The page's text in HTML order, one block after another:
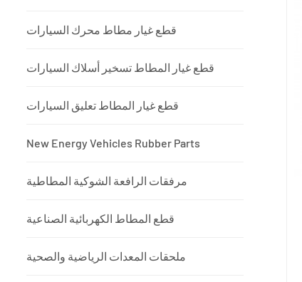
قطع غيار مطاط محرك السيارات
قطع غيار المطاط تسخير أسلاك السيارات
قطع غيار المطاط تعليق السيارات
New Energy Vehicles Rubber Parts
مرفقات الرافعة الشوكية المطاطية
قطع المطاط الكهربائية الصناعية
ملحقات المعدات الرياضية والصحية